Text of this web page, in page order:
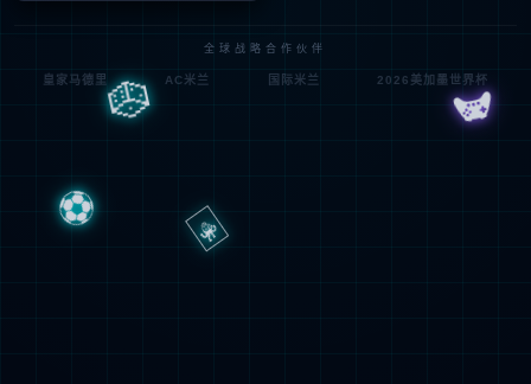
制缺陷型人5型腺病毒。辅料:甘露醇、蔗糖、氯化钠、氯化镁、聚山
梨酯80、甘油、HEPES(羟乙基哌嗪乙硫磺酸)。
本品适用于18岁及以上人群的预防接种。